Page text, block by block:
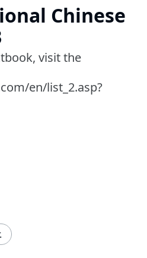
Chinese
visit the
en/list_2.asp?